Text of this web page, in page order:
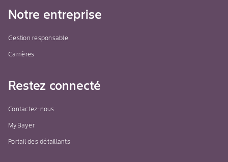
Notre entreprise
Gestion responsable
Carrières
Restez connecté
Contactez-nous
MyBayer
Portail des détaillants